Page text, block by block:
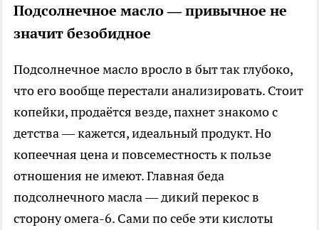
Подсолнечное масло — привычное не
значит безобидное
Подсолнечное масло вросло в быт так глубоко,
что его вообще перестали анализировать. Стоит
копейки, продаётся везде, пахнет знакомо с
детства — кажется, идеальный продукт. Но
копеечная цена и повсеместность к пользе
отношения не имеют. Главная беда
подсолнечного масла — дикий перекос в
сторону омега-6. Сами по себе эти кислоты